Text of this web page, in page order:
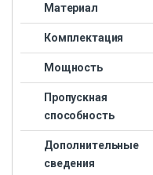
Материал
Комплектация
Мощность
Пропускная
способность
Дополнительные
сведения